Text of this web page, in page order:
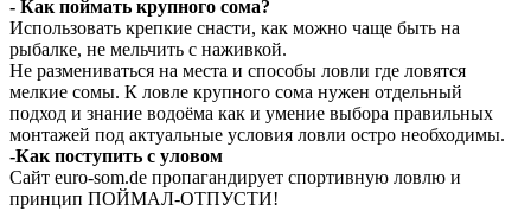
- Как поймать крупного сома?
Использовать крепкие снасти, как можно чаще быть на
рыбалке, не мельчить с наживкой.
Не размениваться на места и способы ловли где ловятся
мелкие сомы. К ловле крупного сома нужен отдельный
подход и знание водоёма как и умение выбора правильных
монтажей под актуальные условия ловли остро необходимы.
-Как поступить с уловом
Сайт euro-som.de пропагандирует спортивную ловлю и
принцип ПОЙМАЛ-ОТПУСТИ!